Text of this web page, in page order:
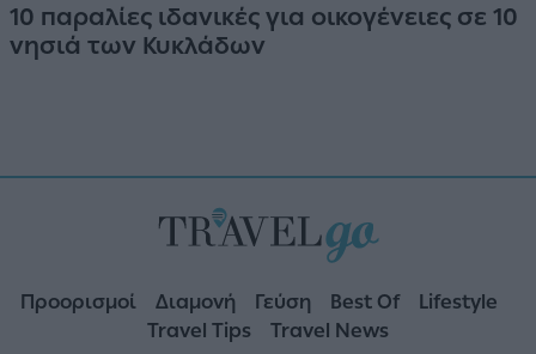
10 παραλίες ιδανικές για οικογένειες σε 10
νησιά των Κυκλάδων
Προορισμοί Διαμονή Γεύση Best Of
Lifestyle
Travel Tips
Travel News